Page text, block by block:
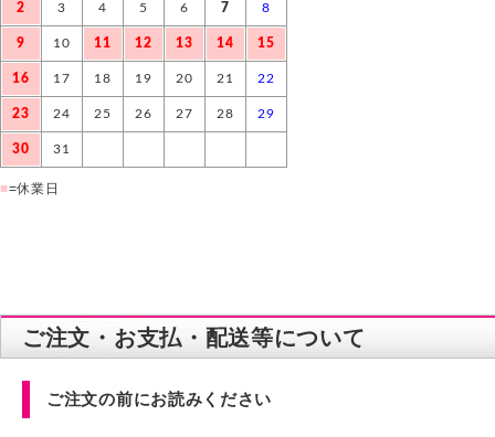
2 3 4 5 6 7 8
9 10 11 12 13 14 15
16 17 18 19 20 21 22
23 24 25 26 27 28 29
30 31
■=休業日
ご注文・お支払・配送等について
ご注文の前にお読みください